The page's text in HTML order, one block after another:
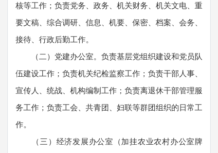
核等工作；负责党务、政务、机关财务、机关文电、重
要文稿、综合调研、信息、机要、保密、档案、会务、
接待、行政后勤工作。
（二）党建办公室。负责基层党组织建设和党员队
伍建设工作；负责机关纪检监察工作；负责干部人事、
宣传人、统战、机构编制工作；负责离退休干部管理服
务工作；负责工会、共青团、妇联等群团组织的日常工
作。
（三）经济发展办公室（加挂农业农村办公室牌